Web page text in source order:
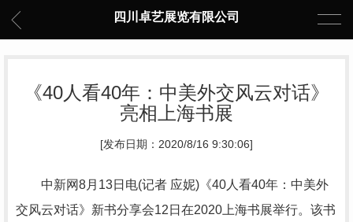
四川卓艺展览有限公司
《40人看40年：中美外交风云对话》
亮相上海书展
[发布日期：2020/8/16 9:30:06]
中新网8月13日电(记者 应妮)《40人看40年：中美外
交风云对话》新书分享会12日在2020上海书展举行。该书